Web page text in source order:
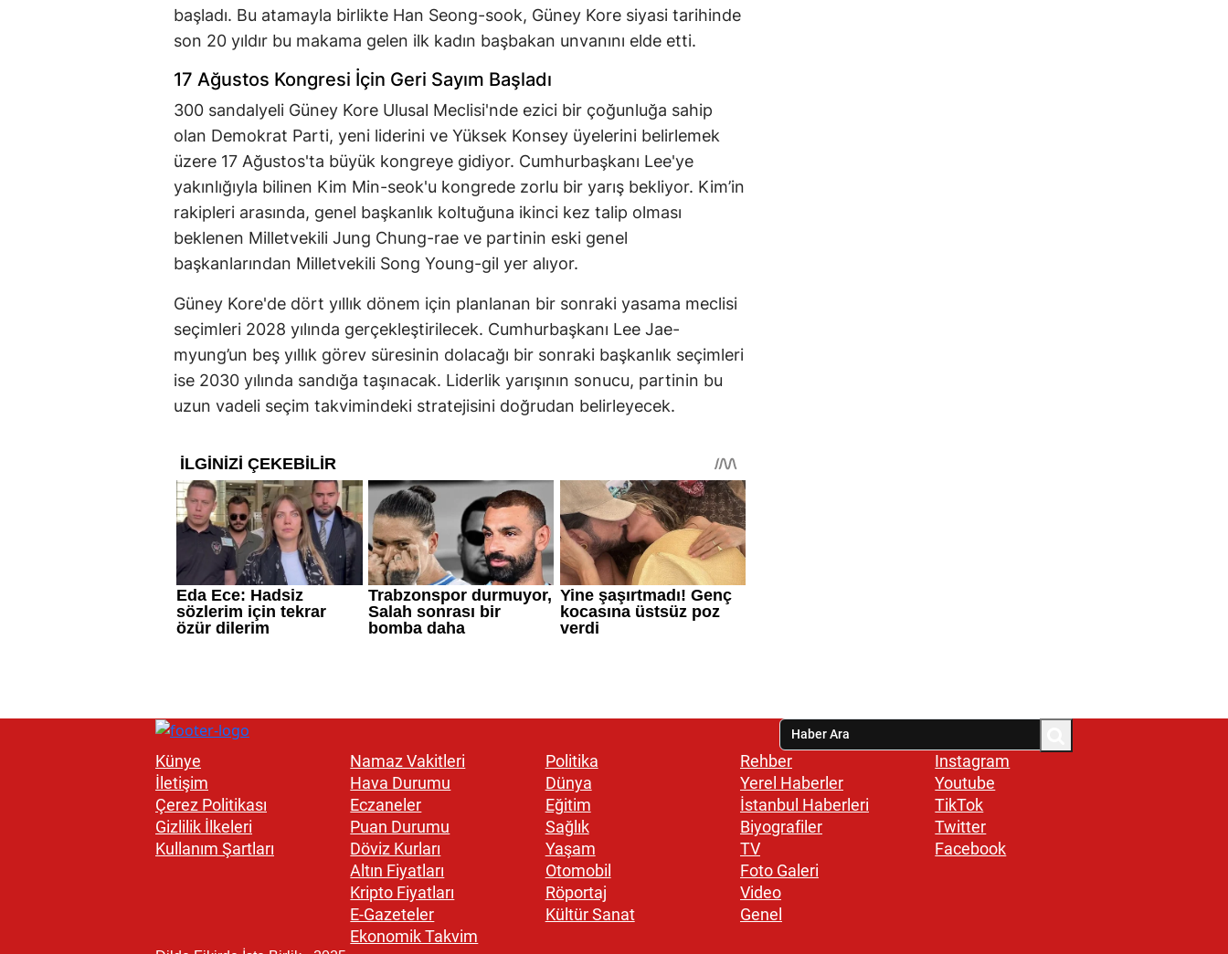
başladı. Bu atamayla birlikte Han Seong-sook, Güney Kore siyasi tarihinde
son 20 yıldır bu makama gelen ilk kadın başbakan unvanını elde etti.
17 Ağustos Kongresi İçin Geri Sayım Başladı
300 sandalyeli Güney Kore Ulusal Meclisi'nde ezici bir çoğunluğa sahip
olan Demokrat Parti, yeni liderini ve Yüksek Konsey üyelerini belirlemek
üzere 17 Ağustos'ta büyük kongreye gidiyor. Cumhurbaşkanı Lee'ye
yakınlığıyla bilinen Kim Min-seok'u kongrede zorlu bir yarış bekliyor. Kim’in
rakipleri arasında, genel başkanlık koltuğuna ikinci kez talip olması
beklenen Milletvekili Jung Chung-rae ve partinin eski genel
başkanlarından Milletvekili Song Young-gil yer alıyor.
Güney Kore'de dört yıllık dönem için planlanan bir sonraki yasama meclisi
seçimleri 2028 yılında gerçekleştirilecek. Cumhurbaşkanı Lee Jae-
myung’un beş yıllık görev süresinin dolacağı bir sonraki başkanlık seçimleri
ise 2030 yılında sandığa taşınacak. Liderlik yarışının sonucu, partinin bu
uzun vadeli seçim takvimindeki stratejisini doğrudan belirleyecek.
Künye
İletişim
Çerez Politikası
Gizlilik İlkeleri
Kullanım Şartları
Namaz Vakitleri
Hava Durumu
Eczaneler
Puan Durumu
Döviz Kurları
Altın Fiyatları
Kripto Fiyatları
E-Gazeteler
Ekonomik Takvim
Politika
Dünya
Eğitim
Sağlık
Yaşam
Otomobil
Röportaj
Kültür Sanat
Rehber
Yerel Haberler
İstanbul Haberleri
Biyografiler
TV
Foto Galeri
Video
Genel
Instagram
Youtube
TikTok
Twitter
Facebook